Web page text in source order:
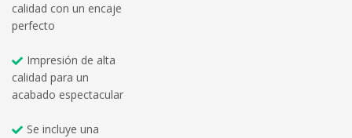
calidad con un encaje
perfecto
Impresión de alta
calidad para un
acabado espectacular
Se incluye una